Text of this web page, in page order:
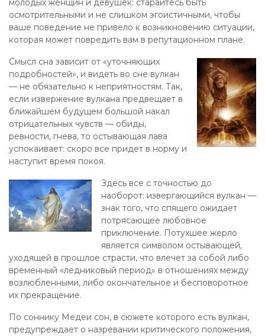
молодых женщин и девушек: старайтесь быть
осмотрительными и не слишком эгоистичными, чтобы
ваше поведение не привело к возникновению ситуации,
которая может повредить вам в репутационном плане.
Смысл сна зависит от «уточняющих
подробностей», и видеть во сне вулкан
— не обязательно к неприятностям. Так,
если извержение вулкана предвещает в
ближайшем будущем большой накал
отрицательных чувств — обиды,
ревности, гнева, то остывающая лава
успокаивает: скоро все придет в норму и
наступит время покоя.
Здесь все с точностью до
наоборот: извергающийся вулкан —
знак того, что спящего ожидает
потрясающее любовное
приключение. Потухшее жерло
является символом остывающей,
уходящей в прошлое страсти, что влечет за собой либо
временный «ледниковый период» в отношениях между
возлюбленными, либо окончательное и бесповоротное
их прекращение.
По соннику Медеи сон, в сюжете которого есть вулкан,
предупреждает о назревании критического положения,